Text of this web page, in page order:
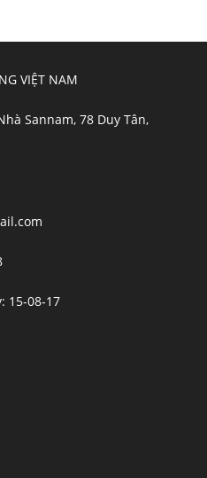
VIỆT NAM
Sannam, 78 Duy Tân,
15-08-17